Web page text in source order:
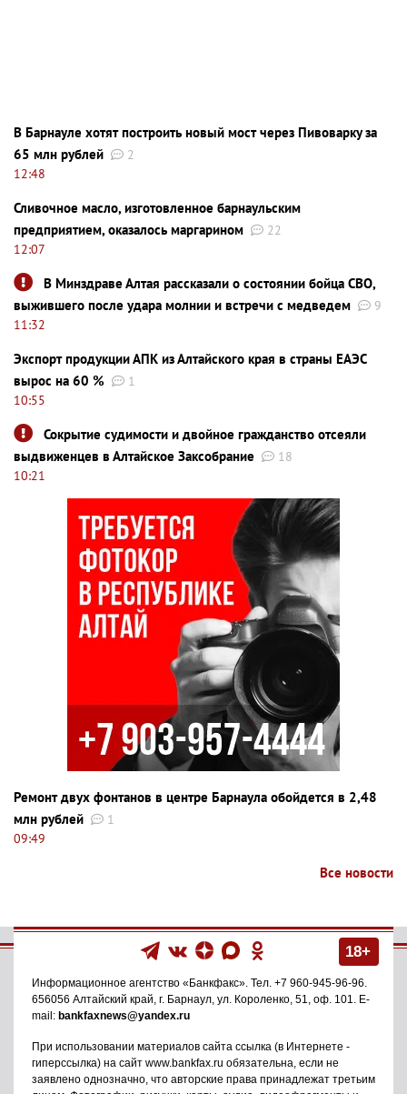
В Барнауле хотят построить новый мост через Пивоварку за
65 млн рублей
2
12:48
Сливочное масло, изготовленное барнаульским
предприятием, оказалось маргарином
22
12:07
В Минздраве Алтая рассказали о состоянии бойца СВО,
выжившего после удара молнии и встречи с медведем
9
11:32
Экспорт продукции АПК из Алтайского края в страны ЕАЭС
вырос на 60 %
1
10:55
Сокрытие судимости и двойное гражданство отсеяли
выдвиженцев в Алтайское Заксобрание
18
10:21
Ремонт двух фонтанов в центре Барнаула обойдется в 2,48
млн рублей
1
09:49
Все новости
18+
Информационное агентство «Банкфакс» . Тел. +7 960-945-96-96
656056 Алтайский край, г. Барнаул ул. Короленко, 51, оф. 101
. E-
mail: bankfaxnews@yandex.ru
При использовании материалов сайта ссылка (в Интернете -
гиперссылка) на сайт www.bankfax.ru обязательна, если не
заявлено однозначно, что авторские права принадлежат третьим